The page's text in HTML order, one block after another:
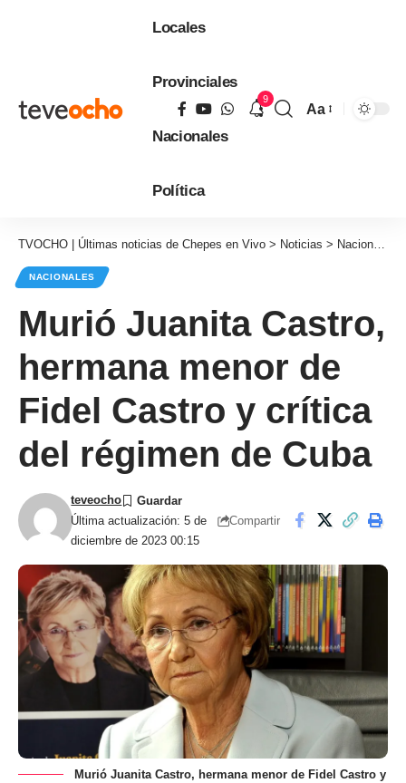
Locales
Provinciales
Nacionales
Política
9
Aa
TVOCHO | Últimas noticias de Chepes en Vivo > Noticias > Nacionales
NACIONALES
Murió Juanita Castro,
hermana menor de
Fidel Castro y crítica
del régimen de Cuba
Última actualización: 5 de
diciembre de 2023 00:15
teveocho
Compartir
Murió Juanita Castro, hermana menor de Fidel Castro y